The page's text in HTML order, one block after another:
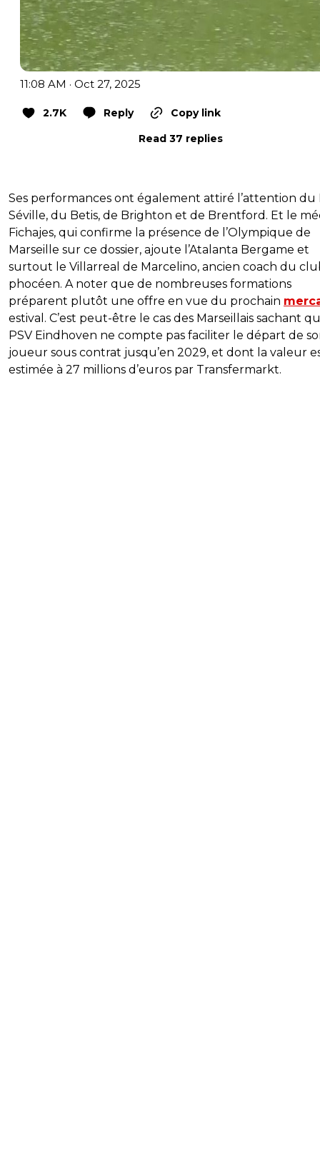
11:08 AM · Oct 27, 2025
2.7K Reply
Copy link
Read 37 replies
Ses performances ont également attiré l’attention du
Séville, du Betis, de Brighton et de Brentford. Et le
Fichajes, qui confirme la présence de l’Olympique de
Marseille sur ce dossier, ajoute l’Atalanta Bergame et
surtout le Villarreal de Marcelino, ancien coach du
phocéen. A noter que de nombreuses formations
préparent plutôt une offre en vue du prochain
estival. C’est peut-être le cas des Marseillais sachant
PSV Eindhoven ne compte pas faciliter le départ de
joueur sous contrat jusqu’en 2029, et dont la valeur
estimée à 27 millions d’euros par Transfermarkt.